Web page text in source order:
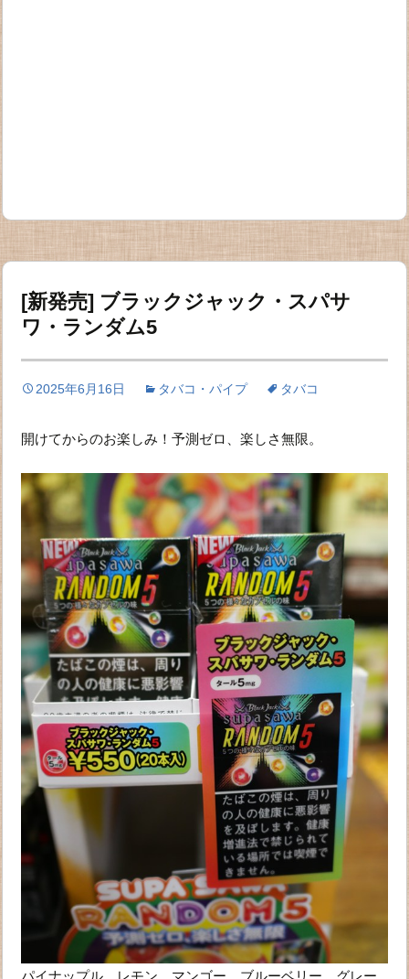
[新発売] ブラックジャック・スパサ
ワ・ランダム5
2025年6月16日 タバコ・パイプ タバコ
開けてからのお楽しみ！予測ゼロ、楽しさ無限。
パイナップル、レモン、マンゴー、ブルーベリー、グレー